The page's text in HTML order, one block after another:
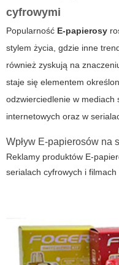
cyfrowymi
Popularność E-papierosy
stylem życia, gdzie inne
również zyskują na
staje się elementem
odzwierciedlenie w mediach
internetowych oraz w
Wpływ E-papierosów na
Reklamy produktów E-
serialach cyfrowych i